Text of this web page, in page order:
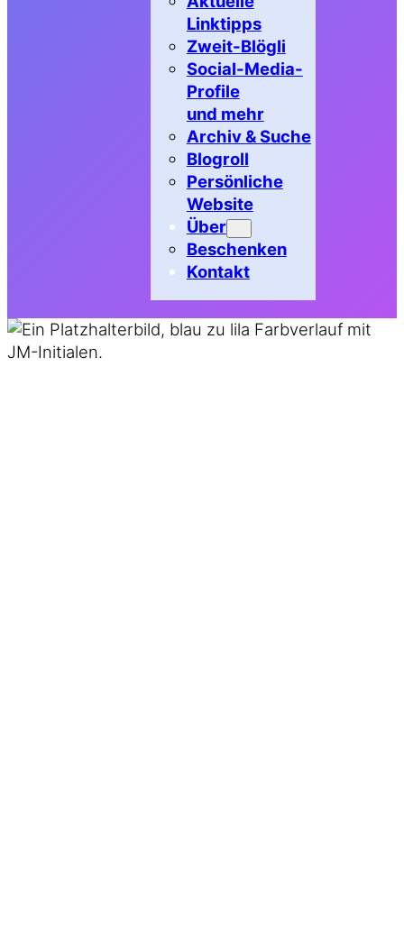
Linktipps
Zweit-Blögli
Social-Media-
Profile
und mehr
Archiv & Suche
Blogroll
Persönliche
Website
Über
Beschenken
Kontakt